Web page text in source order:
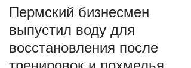
Пермский бизнесмен
выпустил воду для
восстановления после